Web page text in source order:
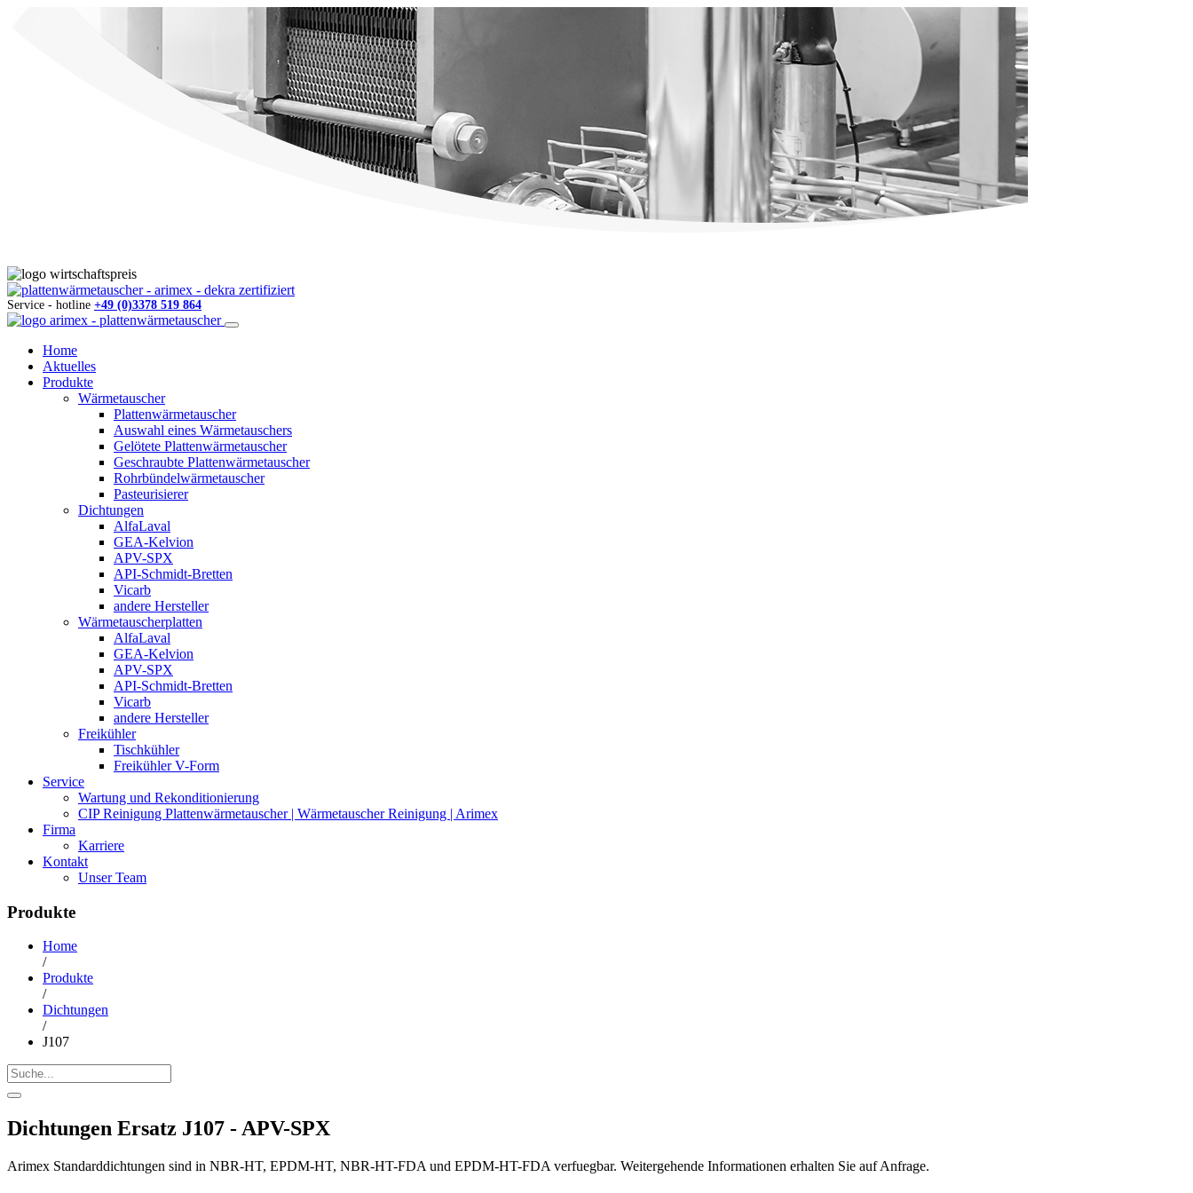
Service - hotline +49 (0)3378 519 864
Home
Aktuelles
Produkte
Wärmetauscher
Plattenwärmetauscher
Auswahl eines Wärmetauschers
Gelötete Plattenwärmetauscher
Geschraubte Plattenwärmetauscher
Rohrbündelwärmetauscher
Pasteurisierer
Dichtungen
AlfaLaval
GEA-Kelvion
APV-SPX
API-Schmidt-Bretten
Vicarb
andere Hersteller
Wärmetauscherplatten
AlfaLaval
GEA-Kelvion
APV-SPX
API-Schmidt-Bretten
Vicarb
andere Hersteller
Freikühler
Tischkühler
Freikühler V-Form
Service
Wartung und Rekonditionierung
CIP Reinigung Plattenwärmetauscher | Wärmetauscher Reinigung | Arimex
Firma
Karriere
Kontakt
Unser Team
Produkte
Home
/
Produkte
/
Dichtungen
/
J107
Dichtungen Ersatz J107 - APV-SPX
Arimex Standarddichtungen sind in NBR-HT, EPDM-HT, NBR-HT-FDA und EPDM-HT-FDA verfuegbar. Weitergehende Informationen erhalten Sie auf Anfrage.